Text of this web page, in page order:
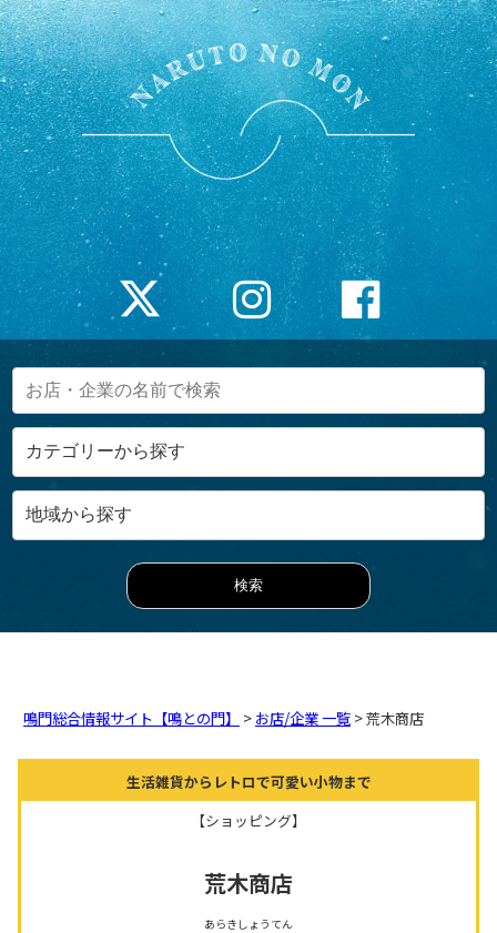
鳴門総合情報サイト【鳴との門】 > お店/企業 一覧 > 荒木商店
生活雑貨からレトロで可愛い小物まで
【ショッピング】
荒木商店
あらきしょうてん